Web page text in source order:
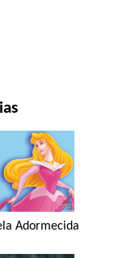
Adormecida